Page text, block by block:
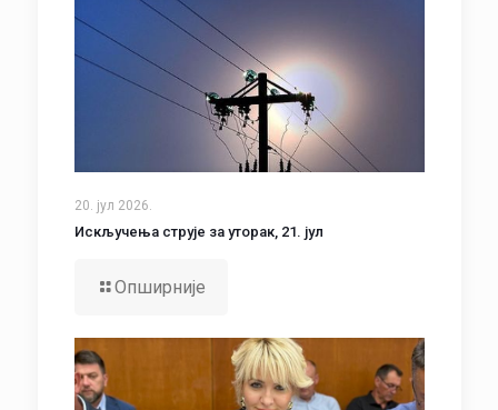
20. јул 2026.
Искључења струје за уторак, 21. јул
Опширније